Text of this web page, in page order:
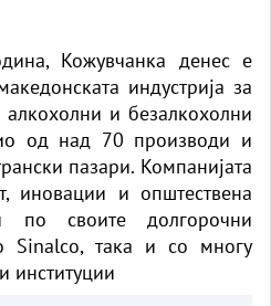
Кожувчанка денес е
индустрија за
и безалкохолни
од над 70 производи и
пазари. Компанијата
иновации и општествена
по своите долгорочни
Sinalco, така и со многу
институции